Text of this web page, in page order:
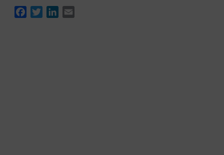
Facebook
TwitterLinkedIn